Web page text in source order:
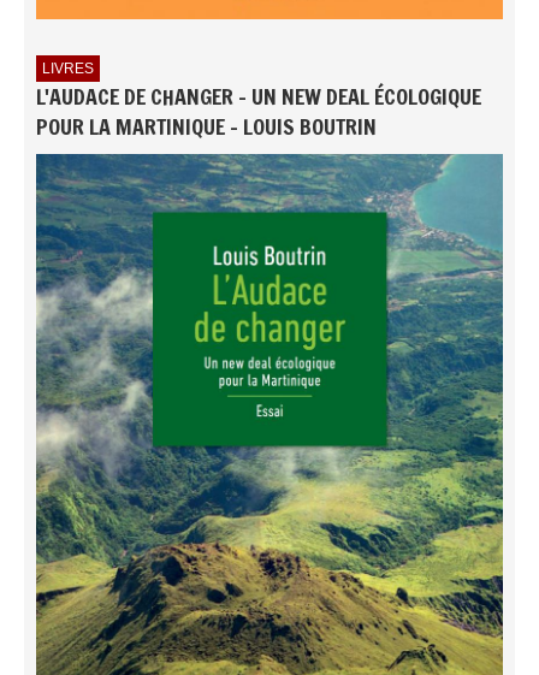
LIVRES
L'AUDACE DE CHANGER - UN NEW DEAL ÉCOLOGIQUE
POUR LA MARTINIQUE - LOUIS BOUTRIN